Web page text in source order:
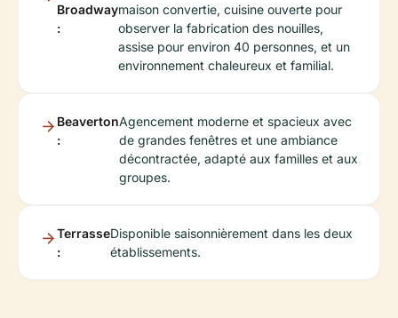
Broadway
:
maison convertie, cuisine ouverte pour
observer la fabrication des nouilles,
assise pour environ 40 personnes, et un
environnement chaleureux et familial.
Beaverton
:
Agencement moderne et spacieux avec
de grandes fenêtres et une ambiance
décontractée, adapté aux familles et aux
groupes.
Terrasse
:
Disponible saisonnièrement dans les deux
établissements.